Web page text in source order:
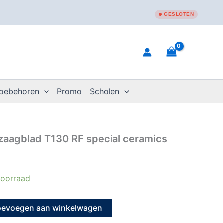
GESLOTEN
Promo Scholen
T130 RF special ceramics
aan winkelwagen